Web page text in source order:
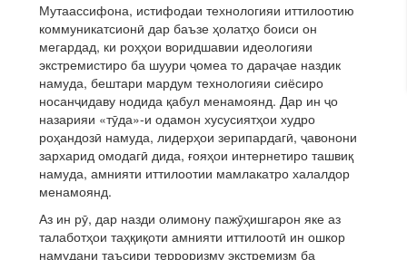
Мутаассифона, истифодаи технологияи иттилоотию
коммуникатсионӣ дар баъзе ҳолатҳо боиси он
мегардад, ки роҳҳои воридшавии идеологияи
экстремистиро ба шуури ҷомеа то дараҷае наздик
намуда, бештари мардум технологияи сиёсиро
носанҷидаву нодида қабул менамоянд. Дар ин ҷо
назарияи «тӯда»-и одамон хусусиятҳои худро
роҳандозӣ намуда, лидерҳои зерипардагӣ, ҷавонони
зархарид омодагӣ дида, ғояҳои интернетиро ташвиқ
намуда, амнияти иттилоотии мамлакатро халалдор
менамоянд.
Аз ин рӯ, дар назди олимону пажӯҳишгарон яке аз
талаботҳои таҳқиқоти амнияти иттилоотӣ ин ошкор
намудани таъсири терроризму экстремизм ба